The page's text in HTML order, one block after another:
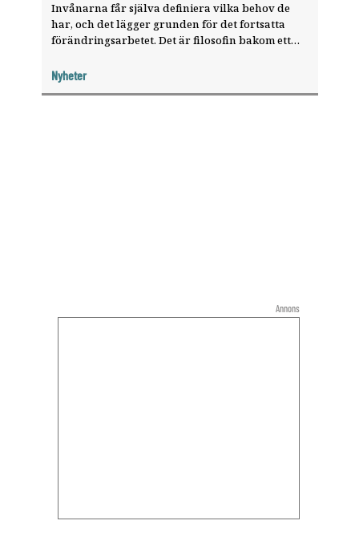
Invånarna får själva definiera vilka behov de
har, och det lägger grunden för det fortsatta
förändringsarbetet. Det är filosofin bakom ett
som pågår i Malmöstadsdelen Lindängen, ett
Nyheter
Annons